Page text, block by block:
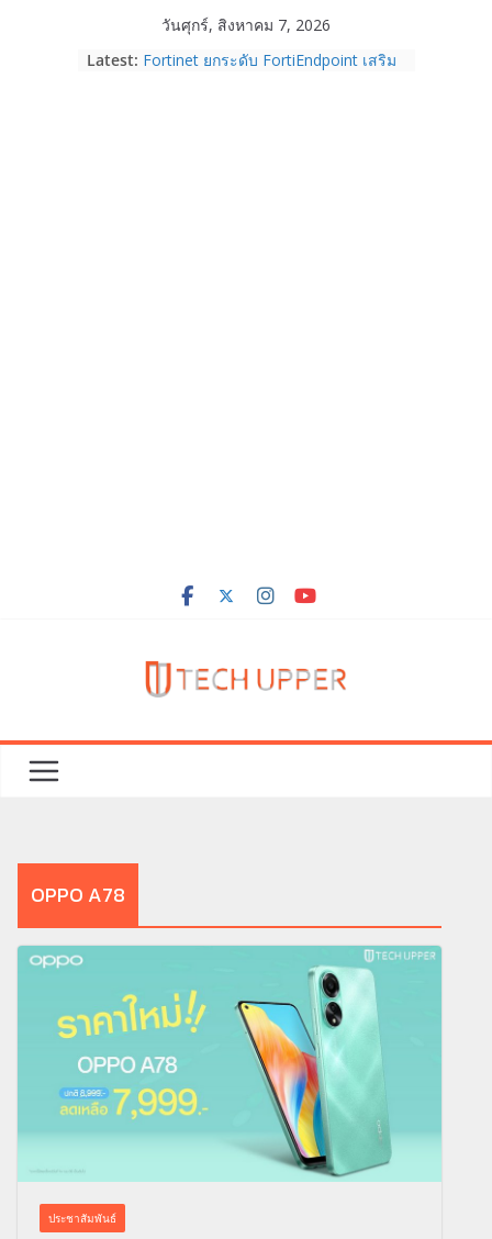
วันศุกร์, สิงหาคม 7, 2026
Latest:
Garmin เข้าซื้อกิจการ TrainingPeaks
และ TrainHeroic เสริมความแข็งแกร่ง
OPPO A78
ประชาสัมพันธ์